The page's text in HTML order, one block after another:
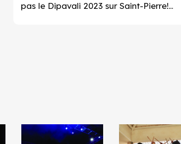
pas le Dipavali 2023 sur Saint-Pierre!